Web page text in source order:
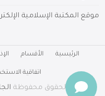
موقع المكتبة الإسلامية
الرئيسية الأقسام
اتفاقية
جميع الحقوق محفوظة